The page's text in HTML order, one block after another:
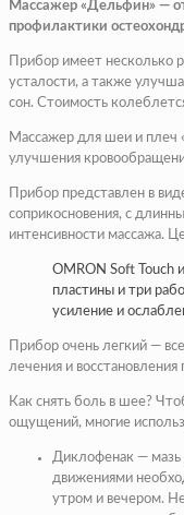
Массажер «Дельфин» —
профилактики
Прибор имеет несколько
усталости, а также
сон. Стоимость
Массажер для шеи и плеч
улучшения
Прибор представлен в
соприкосновения, с
интенсивности массажа.
OMRON Soft Touch
пластины и три
усиление и
Прибор очень легкий —
лечения и
Как снять боль в шее?
ощущений, многие
Диклофенак — мазь
движениями
утром и вечером.